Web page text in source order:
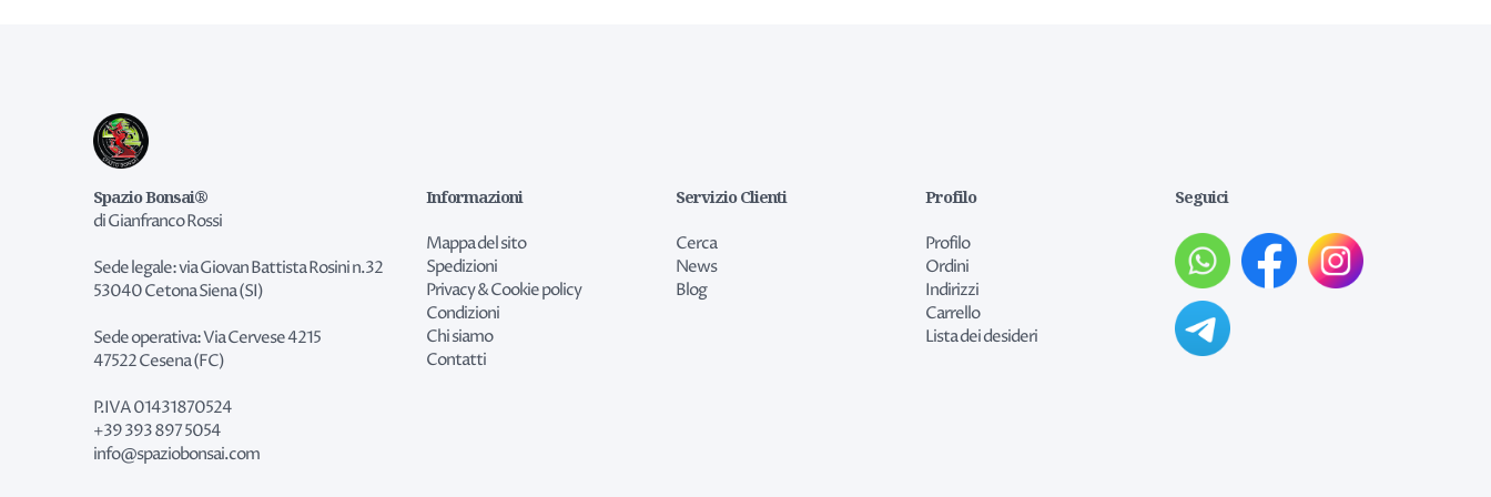
Spazio Bonsai®
di Gianfranco Rossi
Sede legale: via Giovan Battista Rosini n.32
53040 Cetona Siena (SI)
Sede operativa: Via Cervese 4215
47522 Cesena (FC)
P.IVA 01431870524
+39 393 897 5054
info@spaziobonsai.com
Informazioni
Mappa del sito
Spedizioni
Privacy & Cookie policy
Condizioni
Chi siamo
Contatti
Servizio Clienti
Cerca
News
Blog
Profilo
Profilo
Ordini
Indirizzi
Carrello
Lista dei desideri
Seguici